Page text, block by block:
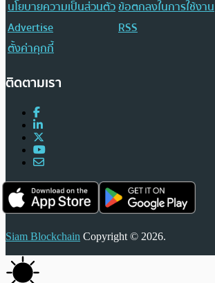
นโยบายความเป็นส่วนตัวข้อตกลงในการใช้งาน
Advertise
RSS
ตั้งค่าคุกกี้
ติดตามเรา
Siam Blockchain Copyright © 2026.